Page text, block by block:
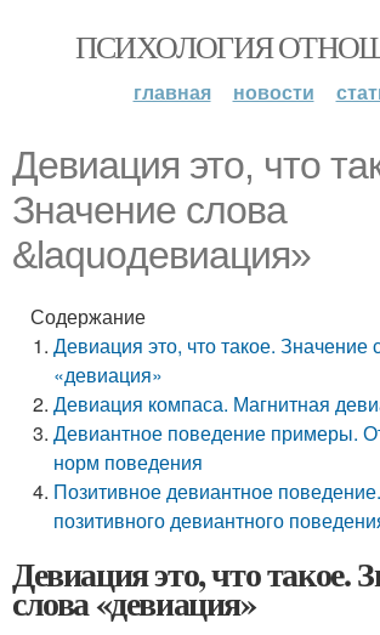
ПСИХОЛОГИЯ
главная новости
Девиация это, что
Значение слова
&laquoдевиация»
Содержание
Девиация это, что такое. Значение
«девиация»
Девиация компаса. Магнитная
Девиантное поведение примеры.
норм поведения
Позитивное девиантное
позитивного девиантного
Девиация это, что такое.
слова «девиация»